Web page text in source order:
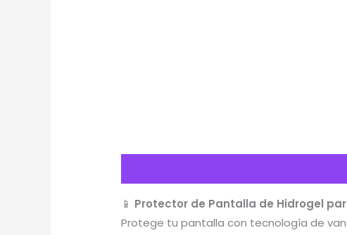
📱 Protector de Pantalla de Hidrogel
Protege tu pantalla con tecnología de